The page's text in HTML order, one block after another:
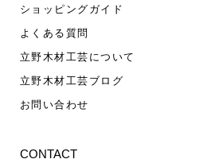
ショッピングガイド
よくある質問
立野木材工芸について
立野木材工芸ブログ
お問い合わせ
CONTACT